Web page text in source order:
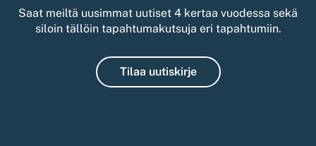
Saat meiltä uusimmat uutiset 4 kertaa vuodessa sekä
siloin tällöin tapahtumakutsuja eri tapahtumiin.
Tilaa uutiskirje